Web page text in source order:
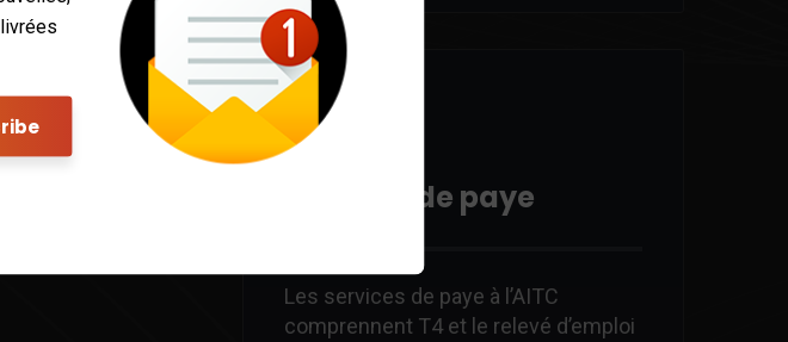
Services de paye
Les services de paye à l’AITC
comprennent T4 et le relevé d’emploi